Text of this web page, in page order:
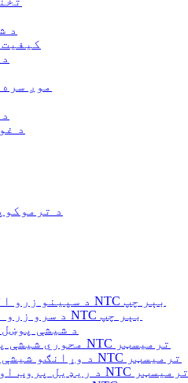
د
موږ
د
د
د سپینو زرو الیکټروډ NTC بېر چپ
د سرو زرو الکترود NTC بېر چپ
د شیشې
محوري شیشې پوښل شوی NTC ترمیسټر
د وړانګو شیشې مهر شوی NTC ترمیسټر
د ریډیل پروب اوږد شیشې NTC ترمیسټر